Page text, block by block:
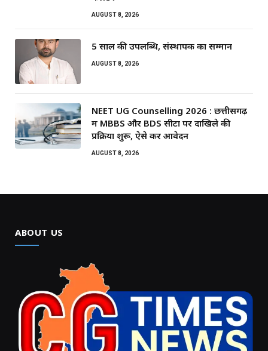
AUGUST 8, 2026
5 साल की उपलब्धि, संस्थापक का सम्मान
AUGUST 8, 2026
NEET UG Counselling 2026 : छत्तीसगढ़
में MBBS और BDS सीटों पर दाखिले की
प्रक्रिया शुरू, ऐसे करें आवेदन
AUGUST 8, 2026
ABOUT US